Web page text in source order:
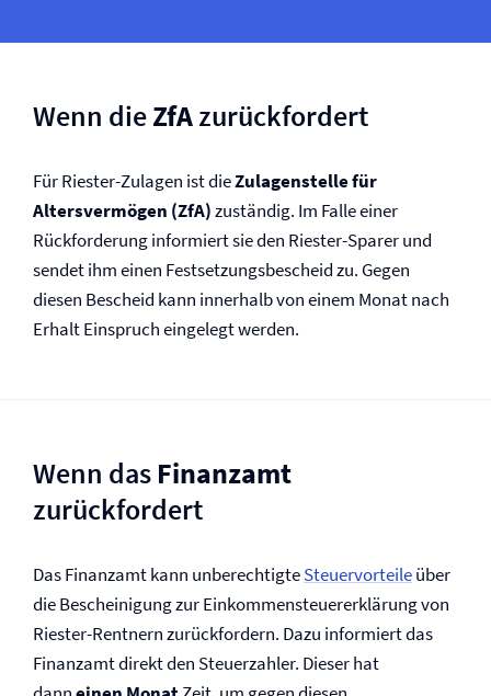
Wenn dieZfAzurückfordert
Für Riester-Zulagen ist dieZulagenstelle für
Altersvermögen (ZfA)zuständig. Im Falle einer
Rückforderung informiert sie den Riester-Sparer und
sendet ihm einen Festsetzungsbescheid zu. Gegen
diesen Bescheid kann innerhalb von einem Monat nach
Erhalt Einspruch eingelegt werden.
Wenn das Finanzamt
zurückfordert
Das Finanzamt kann unberechtigteSteuervorteileüber
die Bescheinigung zur Einkommensteuererklärung von
Riester-Rentnern zurückfordern. Dazu informiert das
Finanzamt direkt den Steuerzahler. Dieser hat